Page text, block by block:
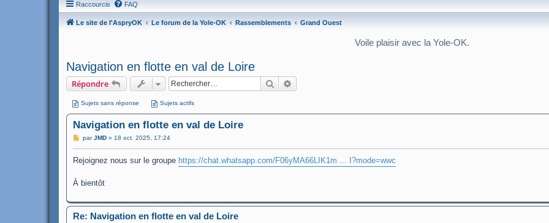
Raccourcis FAQ
Le site de l'AspryOK Le forum de la Yole-OK Rassemblements Grand Ouest
Voile plaisir avec la Yole-OK.
Navigation en flotte en val de Loire
Répondre Rechercher
Sujets sans réponse Sujets actifs
Navigation en flotte en val de Loire
M
s
a
e
parJMD» 18 oct. 2025, 17:24
Rejoignez nous sur le groupe https://chat.whatsapp.com/F06yMA66LIK1m ... I?mode=wwc
À bientôt
Re: Navigation en flotte en val de Loire